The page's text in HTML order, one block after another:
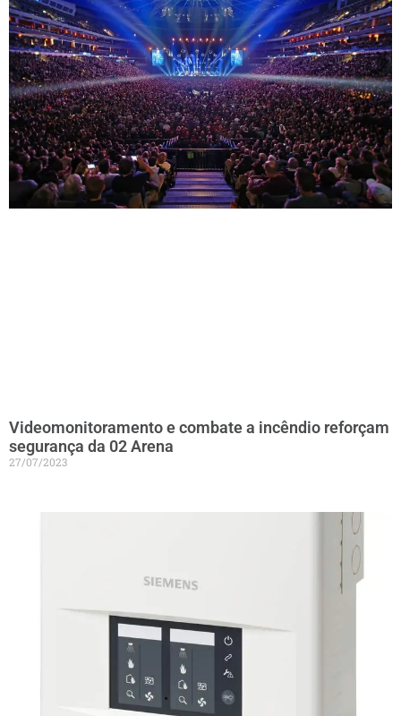
Videomonitoramento e combate a incêndio reforçam
segurança da 02 Arena
27/07/2023